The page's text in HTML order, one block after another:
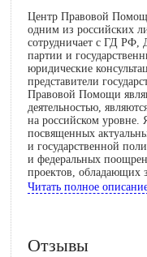
Центр Правовой
одним из российских
сотрудничает с ГД РФ,
партии и
юридические
представители
Правовой Помощи
деятельностью,
на российском уровне.
посвященных
и государственной
и федеральных
проектов, обладающих
внимание уделяет
Читать полное
Отзывы